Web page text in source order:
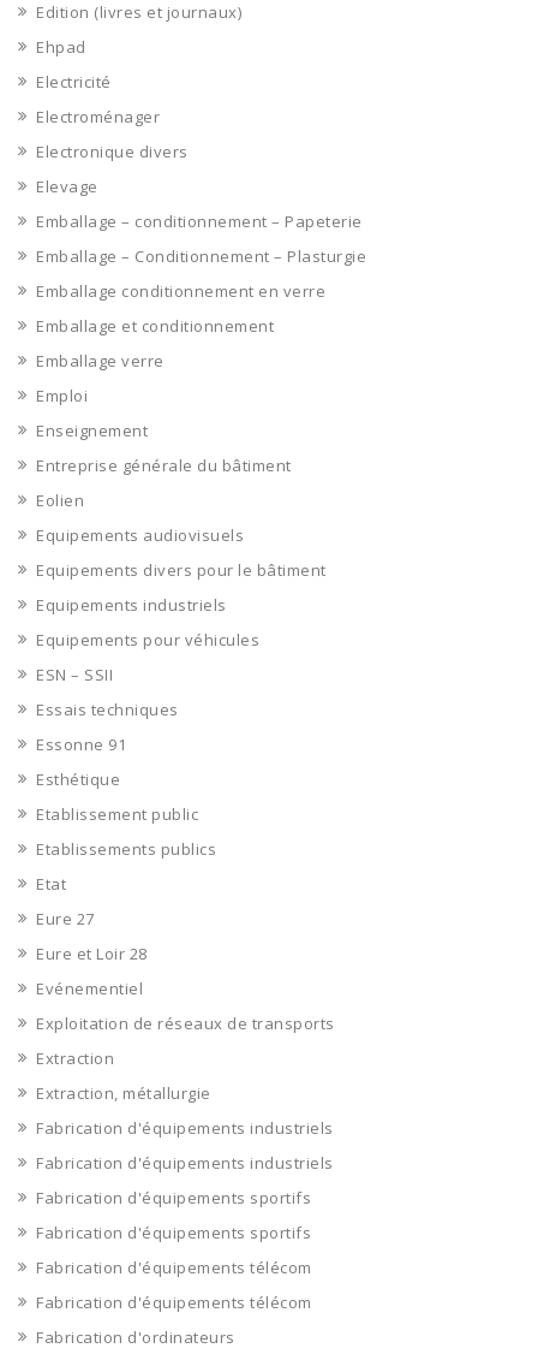
Edition (livres et journaux)
Ehpad
Electricité
Electroménager
Electronique divers
Elevage
Emballage – conditionnement – Papeterie
Emballage – Conditionnement – Plasturgie
Emballage conditionnement en verre
Emballage et conditionnement
Emballage verre
Emploi
Enseignement
Entreprise générale du bâtiment
Eolien
Equipements audiovisuels
Equipements divers pour le bâtiment
Equipements industriels
Equipements pour véhicules
ESN – SSII
Essais techniques
Essonne 91
Esthétique
Etablissement public
Etablissements publics
Etat
Eure 27
Eure et Loir 28
Evénementiel
Exploitation de réseaux de transports
Extraction
Extraction, métallurgie
Fabrication d'équipements industriels
Fabrication d'équipements industriels
Fabrication d'équipements sportifs
Fabrication d'équipements sportifs
Fabrication d'équipements télécom
Fabrication d'équipements télécom
Fabrication d'ordinateurs